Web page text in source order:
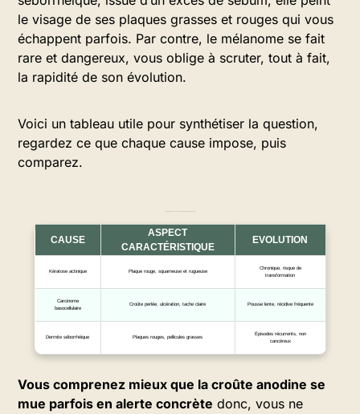
le visage de ses plaques grasses et rouges qui vous
échappent parfois. Par contre, le mélanome se fait
rare et dangereux, vous oblige à scruter, tout à fait,
la rapidité de son évolution.
Voici un tableau utile pour synthétiser la question,
regardez ce que chaque cause impose, puis
comparez.
CAUSE
ASPECT
CARACTÉRISTIQUE
EVOLUTION
Kératose actinique Plaque rouge, squameuse et rugueuse
Chronique, risque de
transformation
Carcinome
basocellulaire
Croûte perlée, ulcération, tache claire Pousse lente, récidive fréquente
Dermite séborrhéique Plaques rouges, pellicules grasses
Épisodes récurrents, non
cancéreux
Vous comprenez mieux que la croûte anodine se
mue parfois en alerte concrète donc, vous ne